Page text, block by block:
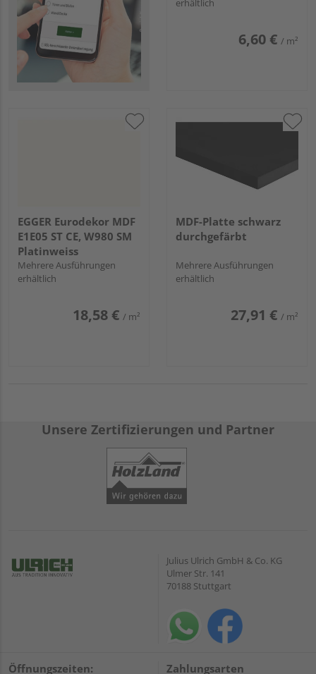
erhältlich
6,60 € / m²
EGGER Eurodekor MDF
E1E05 ST CE, W980 SM
Platinweiss
Mehrere Ausführungen
erhältlich
18,58 € / m²
MDF-Platte schwarz
durchgefärbt
Mehrere Ausführungen
erhältlich
27,91 € / m²
Unsere Zertifizierungen und Partner
Julius Ulrich GmbH & Co. KG
Ulmer Str. 141
70188 Stuttgart
Öffnungszeiten: Zahlungsarten